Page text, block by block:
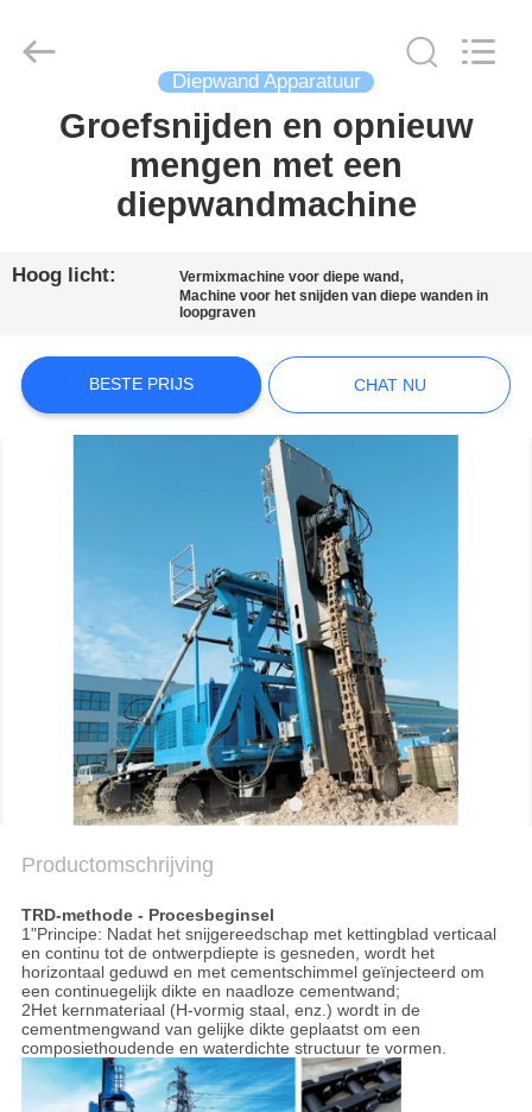
HUIS
PRODUCTEN
VR-
ONGEVEER
ONS
KWALITEITSCONTROLE
CONTACTEER
ONS
CHAT
COMPANY
NEWS
SITEMAP
PRIVACYBELEID
Heavy
Industry
Diepwand Apparatuur
Groefsnijden en opnieuw
mengen met een
diepwandmachine
Hoog licht: Vermixmachine voor diepe wand ,
Machine voor het snijden van diepe wanden in
loopgraven
BESTE PRIJS CHAT NU
Productomschrijving
TRD-methode - Procesbeginsel
1"Principe: Nadat het snijgereedschap met kettingblad verticaal
en continu tot de ontwerpdiepte is gesneden, wordt het
horizontaal geduwd en met cementschimmel geïnjecteerd om
een continuegelijk dikte en naadloze cementwand;
2Het kernmateriaal (H-vormig staal, enz.) wordt in de
cementmengwand van gelijke dikte geplaatst om een
composiethoudende en waterdichte structuur te vormen.